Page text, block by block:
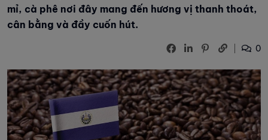
mỉ, cà phê nơi đây mang đến hương vị thanh thoát,
cân bằng và đầy cuốn hút.
0